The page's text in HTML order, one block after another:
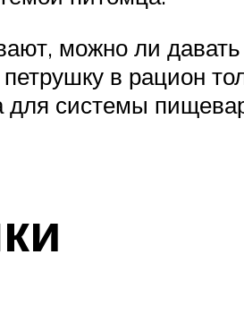
можно ли
в рацион
системы